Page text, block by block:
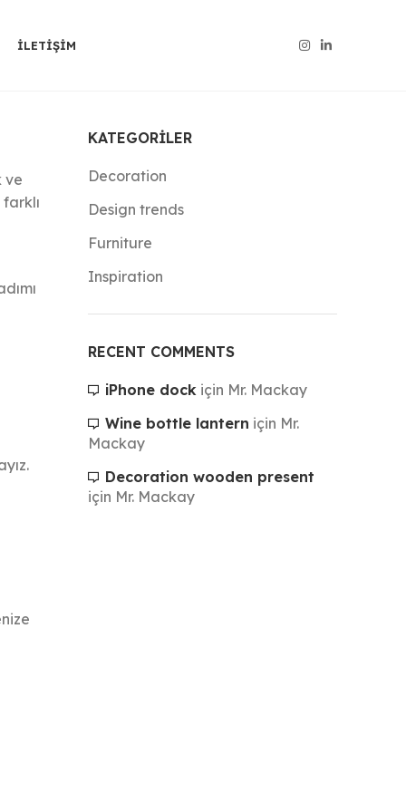
İLETIŞIM
ve
KATEGORILER
Decoration
Design trends
Furniture
Inspiration
RECENT COMMENTS
iPhone dockiçin Mr. Mackay
Wine bottle lantern için Mr.
Mackay
Decoration wooden present
için Mr. Mackay